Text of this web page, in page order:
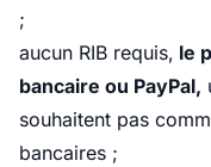
;
aucun RIB requis, le
bancaire ou PayPal,
souhaitent pas
bancaires ;